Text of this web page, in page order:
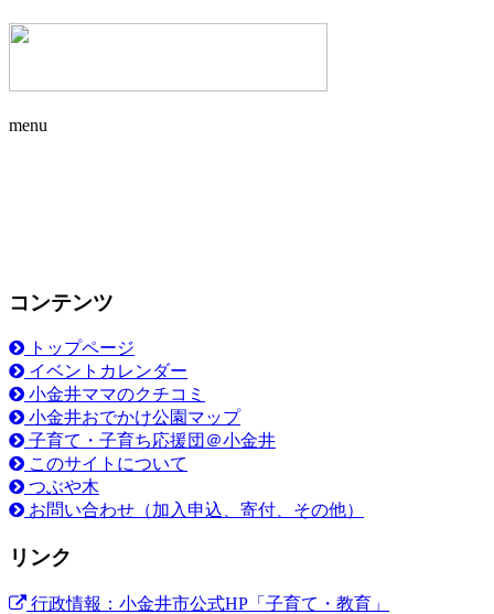
menu
コンテンツ
トップページ
イベントカレンダー
小金井ママのクチコミ
小金井おでかけ公園マップ
子育て・子育ち応援団＠小金井
このサイトについて
つぶや木
お問い合わせ（加入申込、寄付、その他）
リンク
行政情報：小金井市公式HP「子育て・教育」